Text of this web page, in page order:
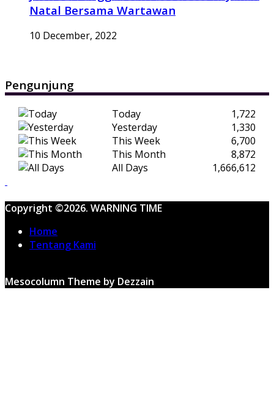
Natal Bersama Wartawan
10 December, 2022
Pengunjung
Today
1,722
Yesterday
1,330
This Week
6,700
This Month
8,872
All Days
1,666,612
Copyright ©2026. WARNING TIME
Home
Tentang Kami
Mesocolumn Theme by Dezzain